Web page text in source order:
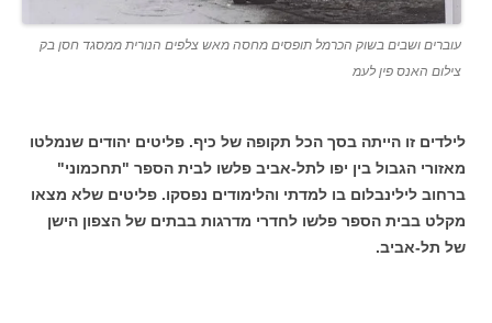
עוברים ושבים בשוק הכרמל תופסים מחסה מאש צלפים הנורית ממסגד חסן בק
צילום האנס פין לעמ
לילדים זו הייתה בסך הכל תקופה של כיף. פליטים יהודים שנמלטו
מאזורי הגבול בין יפו לתל-אביב פלשו לבית הספר "תחכמוני"
ברחוב לילינבלום בו למדתי והלימודים נפסקו. פליטים שלא מצאו
מקלט בבית הספר פלשו לחדרי מדרגות בבתים של הצפון הישן
של תל-אביב.